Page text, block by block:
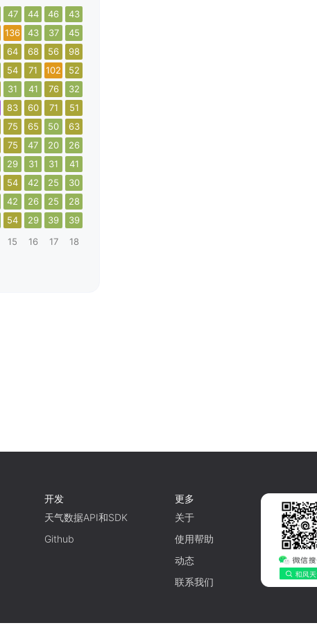
47 44 46 43
136 43 37 45
64 68 56 98
54 71 102 52
31 41 76 32
83 60 71 51
75 65 50 63
75 47 20 26
29 31 31 41
54 42 25 30
42 26 25 28
54 29 39 39
15 16 17 18
开发
天气数据API和SDK
Github
更多
关于
使用帮助
动态
联系我们